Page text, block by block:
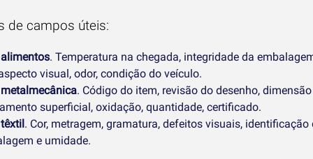
de campos úteis:
. Temperatura na chegada, integridade da
visual, odor, condição do veículo.
. Código do item, revisão do desenho,
superficial, oxidação, quantidade, certificado.
. Cor, metragem, gramatura, defeitos visuais, identificação
e umidade.